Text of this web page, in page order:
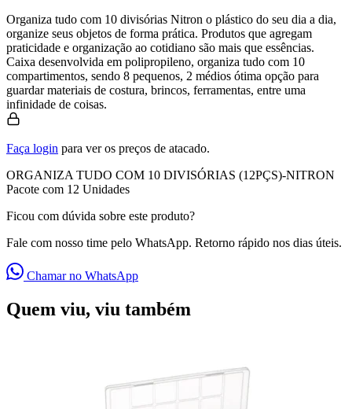
Organiza tudo com 10 divisórias Nitron o plástico do seu dia a dia,
organize seus objetos de forma prática. Produtos que agregam
praticidade e organização ao cotidiano são mais que essências.
Caixa desenvolvida em polipropileno, organiza tudo com 10
compartimentos, sendo 8 pequenos, 2 médios ótima opção para
guardar materiais de costura, brincos, ferramentas, entre uma
infinidade de coisas.
Faça login para ver os preços de atacado.
ORGANIZA TUDO COM 10 DIVISÓRIAS (12PÇS)-NITRON
Pacote com 12 Unidades
Ficou com dúvida sobre este produto?
Fale com nosso time pelo WhatsApp. Retorno rápido nos dias úteis.
Chamar no WhatsApp
Quem viu, viu também